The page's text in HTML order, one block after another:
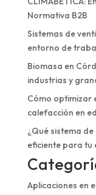
Normativa B2B
Sistemas de
entorno de
Biomasa en
industrias y
Cómo optimizar
calefacción en
¿Qué sistema
eficiente para tu
Aplicaciones en